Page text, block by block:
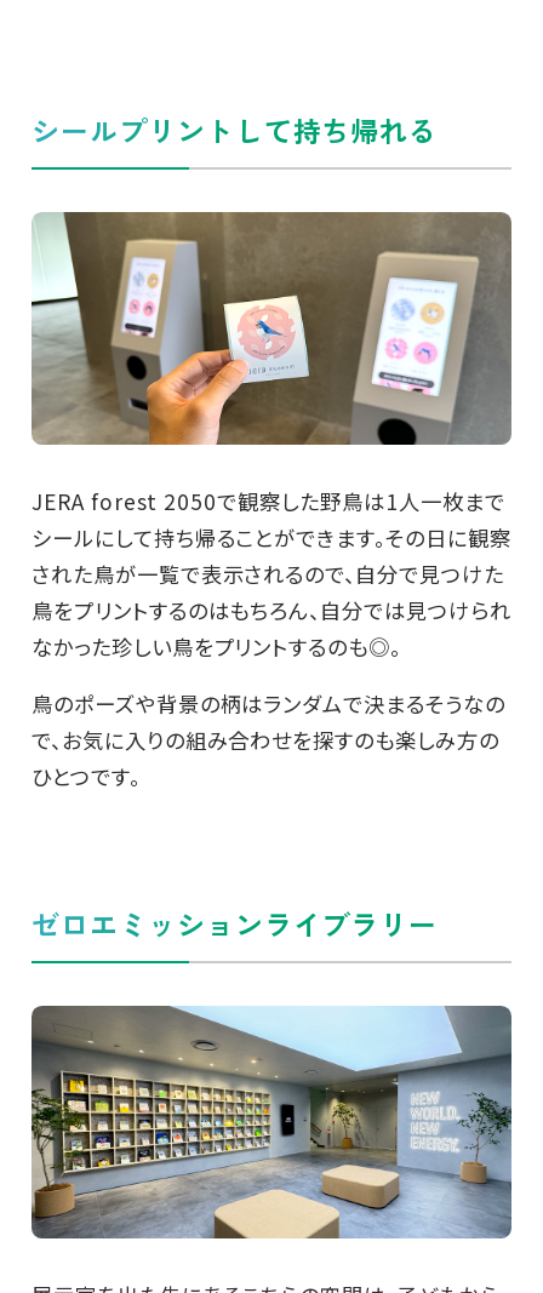
シールプリントして持ち帰れる
JERA forest 2050で観察した野鳥は1人一枚まで
シールにして持ち帰ることができます。その日に観察
された鳥が一覧で表示されるので、自分で見つけた
鳥をプリントするのはもちろん、自分では見つけられ
なかった珍しい鳥をプリントするのも◎。
鳥のポーズや背景の柄はランダムで決まるそうなの
で、お気に入りの組み合わせを探すのも楽しみ方の
ひとつです。
ゼロエミッションライブラリー